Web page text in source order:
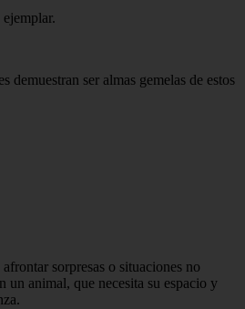
ser almas gemelas de estos
sorpresas o situaciones no
un animal, que necesita su espacio y